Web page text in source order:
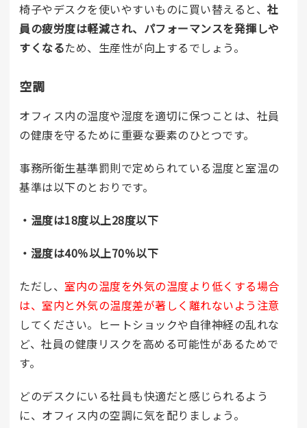
椅子やデスクを使いやすいものに買い替えると、 社
員の疲労度は軽減され、パフォーマンスを発揮しや
すくなるため、生産性が向上するでしょう。
空調
オフィス内の温度や湿度を適切に保つことは、社員
の健康を守るために重要な要素のひとつです。
事務所衛生基準罰則で定められている温度と室温の
基準は以下のとおりです。
・温度は18度以上28度以下
・湿度は40％以上70％以下
ただし、 室内の温度を外気の温度より低くする場合
は、室内と外気の温度差が著しく離れないよう注意
してください。ヒートショックや自律神経の乱れな
ど、社員の健康リスクを高める可能性があるためで
す。
どのデスクにいる社員も快適だと感じられるよう
に、オフィス内の空調に気を配りましょう。